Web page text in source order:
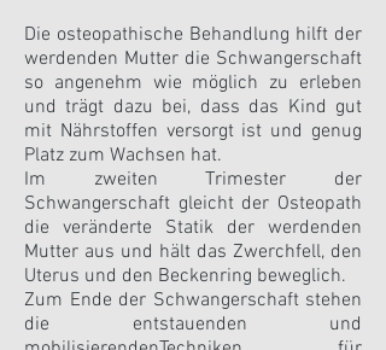
Die osteopathische Behandlung hilft der
werdenden Mutter die Schwangerschaft
so angenehm wie möglich zu erleben
und trägt dazu bei, dass das Kind gut
mit Nährstoffen versorgt ist und genug
Platz zum Wachsen hat.
Im zweiten Trimester der
Schwangerschaft gleicht der Osteopath
die veränderte Statik der werdenden
Mutter aus und hält das Zwerchfell, den
Uterus und den Beckenring beweglich.
Zum Ende der Schwangerschaft stehen
die entstauenden und